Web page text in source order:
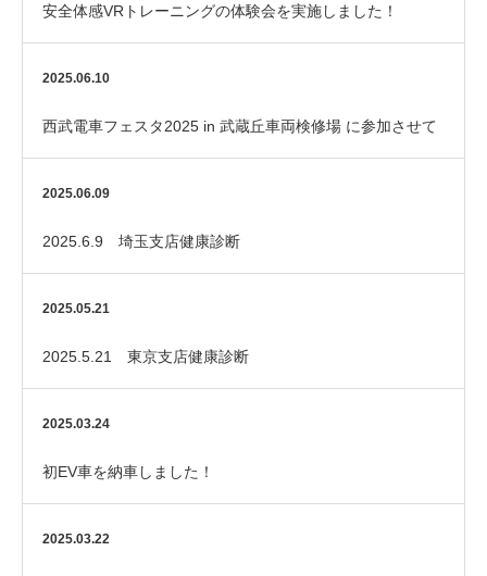
安全体感VRトレーニングの体験会を実施しました！
2025.06.10
西武電車フェスタ2025 in 武蔵丘車両検修場 に参加させて
いただきました！
2025.06.09
2025.6.9 埼玉支店健康診断
2025.05.21
2025.5.21 東京支店健康診断
2025.03.24
初EV車を納車しました！
2025.03.22